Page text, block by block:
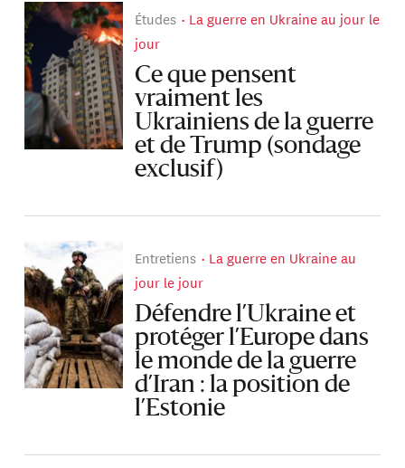
Études
La guerre en Ukraine au jour le
jour
Ce que pensent
vraiment les
Ukrainiens de la guerre
et de Trump (sondage
exclusif)
Entretiens
La guerre en Ukraine au
jour le jour
Défendre l’Ukraine et
protéger l’Europe dans
le monde de la guerre
d’Iran : la position de
l’Estonie